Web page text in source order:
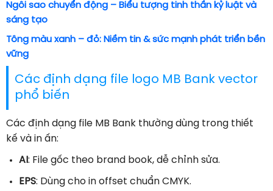
Ngôi sao chuyển động – Biểu tượng tinh thần kỷ luật và
sáng tạo
Tông màu xanh – đỏ: Niềm tin & sức mạnh phát triển bền
vững
Các định dạng file logo MB Bank vector
phổ biến
Các định dạng file MB Bank thường dùng trong thiết
kế và in ấn:
AI : File gốc theo brand book, dễ chỉnh sửa.
EPS: Dùng cho in offset chuẩn CMYK.